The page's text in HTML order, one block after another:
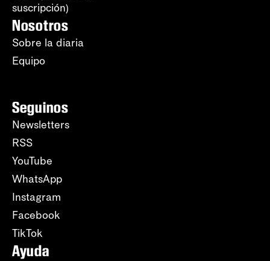
suscripción)
Nosotros
Sobre la diaria
Equipo
Seguinos
Newsletters
RSS
YouTube
WhatsApp
Instagram
Facebook
TikTok
Ayuda